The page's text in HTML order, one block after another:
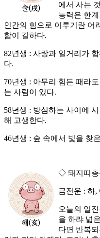
에서 사는
능력은 한
인간의 힘으로 이루기란 어
함이 길하다.
82년생 : 사랑과 일거리가
다.
70년생 : 아무리 힘든 때라
는 사람이 있다.
58년생 : 방심하는 사이에
해 고생한다.
46년생 : 숲 속에서 빛을 찾
◇ 돼지띠총
금전운 : 하,
오늘의 일
을 하랴 넓
다면 반복